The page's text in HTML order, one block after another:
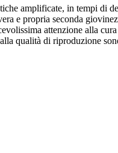
amplificate, in tempi di
e propria seconda
attenzione alla
qualità di riproduzione